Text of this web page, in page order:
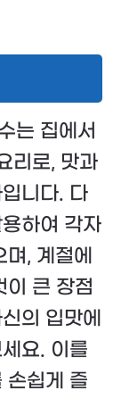
는 집에서
리로, 맛과
니다. 다
하여 각자
, 계절에
이 큰 장점
의 입맛에
요. 이를
손쉽게 즐